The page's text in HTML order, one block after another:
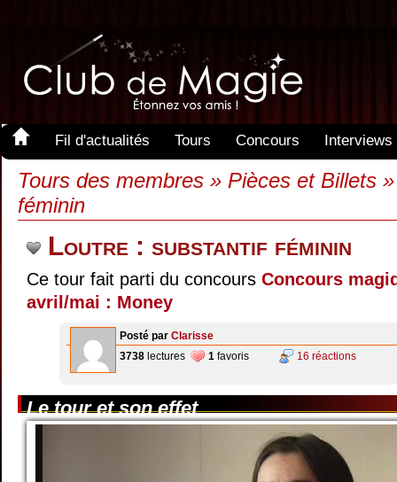
Fil d'actualités Tours Concours Interviews
Tours des membres » Pièces et Billets
féminin
Loutre : substantif féminin
Ce tour fait parti du concours Concours
avril/mai : Money
Posté par Clarisse
3738 lectures 1 favoris 16 réactions
Le tour et son effet